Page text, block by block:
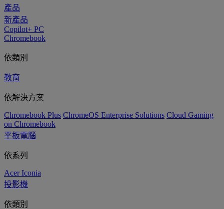
產品
新產品
Copilot+ PC
Chromebook
依類別
教育
依解決方案
Chromebook Plus ChromeOS Enterprise Solutions Cloud Gaming
on Chromebook
平板電腦
依系列
Acer Iconia
投影機
依類別